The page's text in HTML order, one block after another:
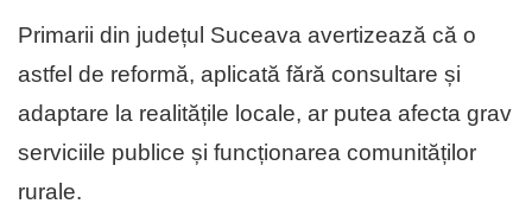
Primarii din județul Suceava avertizează că o
astfel de reformă, aplicată fără consultare și
adaptare la realitățile locale, ar putea afecta grav
serviciile publice și funcționarea comunităților
rurale.